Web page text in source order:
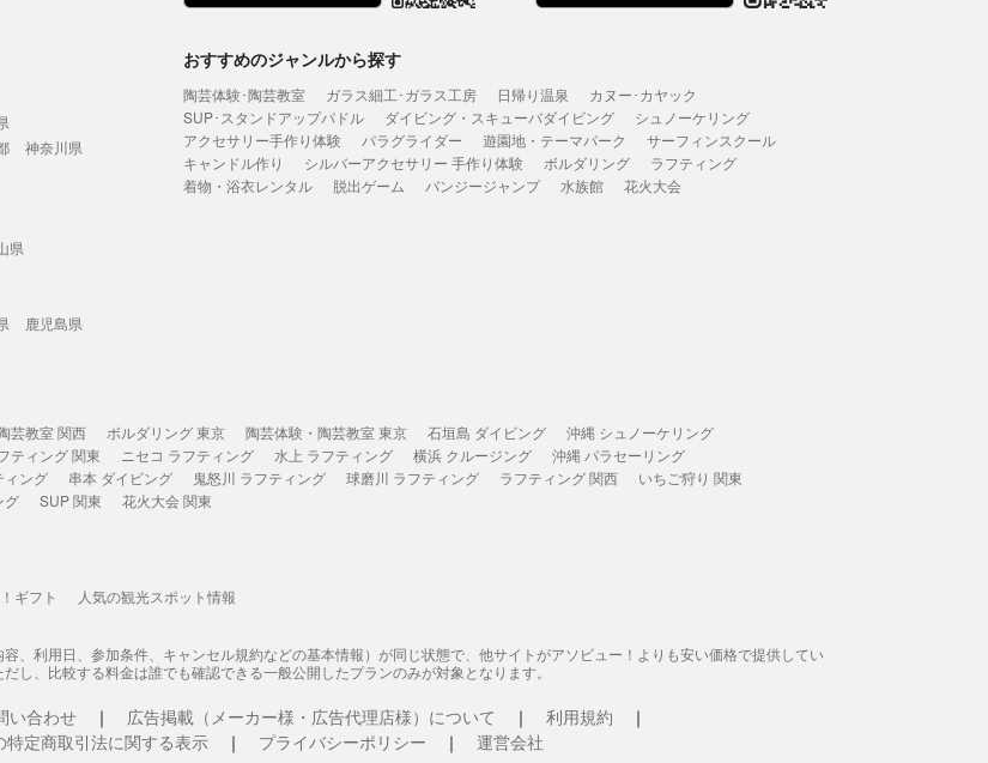
神奈川県
県
鹿児島県
おすすめのジャンルから探す
陶芸体験･陶芸教室 ガラス細工･ガラス工房 日帰り温泉
カヌー･カヤック
SUP･スタンドアップパドル
ダイビング・スキューバダイビング
シュノーケリング
アクセサリー手作り体験
パラグライダー 遊園地・テーマパーク
サーフィンスクール
キャンドル作り
シルバーアクセサリー 手作り体験 ボルダリング
ラフティング
着物・浴衣レンタル
脱出ゲーム バンジージャンプ 水族館 花火大会
芸教室 関西 ボルダリング 東京 陶芸体験・陶芸教室 東京 石垣島 ダイビング
沖縄 シュノーケリング
ティング 関東 ニセコ ラフティング 水上 ラフティング 横浜 クルージング
沖縄 パラセーリング
ィング 串本 ダイビング 鬼怒川 ラフティング 球磨川 ラフティング ラフティング 関西
いちご狩り 関東
グ SUP 関東 花火大会 関東
ギフト 人気の観光スポット情報
、利用日、参加条件、キャンセル規約などの基本情報）が同じ状態で、他サイトがアソビュー！よりも安い価格で提供してい
、比較する料金は誰でも確認できる一般公開したプランのみが対象となります。
い合わせ 広告掲載（メーカー様・広告代理店様）について
利用規約
定商取引法に関する表示
プライバシーポリシー 運営会社